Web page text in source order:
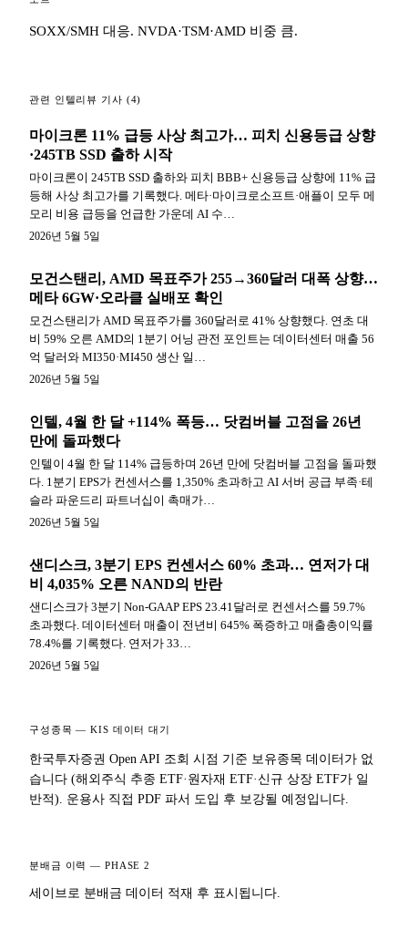
SOXX/SMH 대응. NVDA·TSM·AMD 비중 큼.
관련 인텔리뷰 기사 (4)
마이크론 11% 급등 사상 최고가… 피치 신용등급 상향
·245TB SSD 출하 시작
마이크론이 245TB SSD 출하와 피치 BBB+ 신용등급 상향에 11% 급
등해 사상 최고가를 기록했다. 메타·마이크로소프트·애플이 모두 메
모리 비용 급등을 언급한 가운데 AI 수…
2026년 5월 5일
모건스탠리, AMD 목표주가 255→360달러 대폭 상향…
메타 6GW·오라클 실배포 확인
모건스탠리가 AMD 목표주가를 360달러로 41% 상향했다. 연초 대
비 59% 오른 AMD의 1분기 어닝 관전 포인트는 데이터센터 매출 56
억 달러와 MI350·MI450 생산 일…
2026년 5월 5일
인텔, 4월 한 달 +114% 폭등… 닷컴버블 고점을 26년
만에 돌파했다
인텔이 4월 한 달 114% 급등하며 26년 만에 닷컴버블 고점을 돌파했
다. 1분기 EPS가 컨센서스를 1,350% 초과하고 AI 서버 공급 부족·테
슬라 파운드리 파트너십이 촉매가…
2026년 5월 5일
샌디스크, 3분기 EPS 컨센서스 60% 초과… 연저가 대
비 4,035% 오른 NAND의 반란
샌디스크가 3분기 Non-GAAP EPS 23.41달러로 컨센서스를 59.7%
초과했다. 데이터센터 매출이 전년비 645% 폭증하고 매출총이익률
78.4%를 기록했다. 연저가 33…
2026년 5월 5일
구성종목 — KIS 데이터 대기
한국투자증권 Open API 조회 시점 기준 보유종목 데이터가 없
습니다 (해외주식 추종 ETF·원자재 ETF·신규 상장 ETF가 일
반적). 운용사 직접 PDF 파서 도입 후 보강될 예정입니다.
분배금 이력 — PHASE 2
세이브로 분배금 데이터 적재 후 표시됩니다.